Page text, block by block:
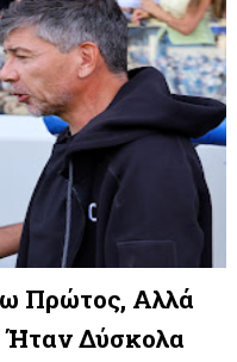
Πρώτος, Αλλά
Ήταν Δύσκολα